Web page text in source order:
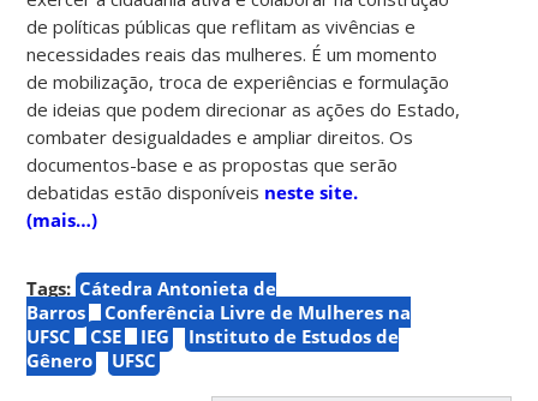
de políticas públicas que reflitam as vivências e
necessidades reais das mulheres. É um momento
de mobilização, troca de experiências e formulação
de ideias que podem direcionar as ações do Estado,
combater desigualdades e ampliar direitos. Os
documentos-base e as propostas que serão
debatidas estão disponíveis neste site.
(mais…)
Tags: Cátedra Antonieta de
Barros
Conferência Livre de Mulheres na
UFSC
CSE IEG
Instituto de Estudos de
Gênero
UFSC